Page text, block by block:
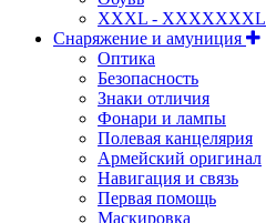
XXXL - XXXXXXXL
Снаряжение и амуниция
Оптика
Безопасность
Знаки отличия
Фонари и лампы
Полевая канцелярия
Армейский оригинал
Навигация и связь
Первая помощь
Маскировка